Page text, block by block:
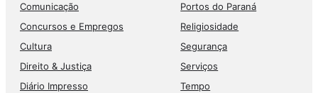
Comunicação
Concursos e Empregos
Cultura
Direito & Justiça
Diário Impresso
Portos do Paraná
Religiosidade
Segurança
Serviços
Tempo